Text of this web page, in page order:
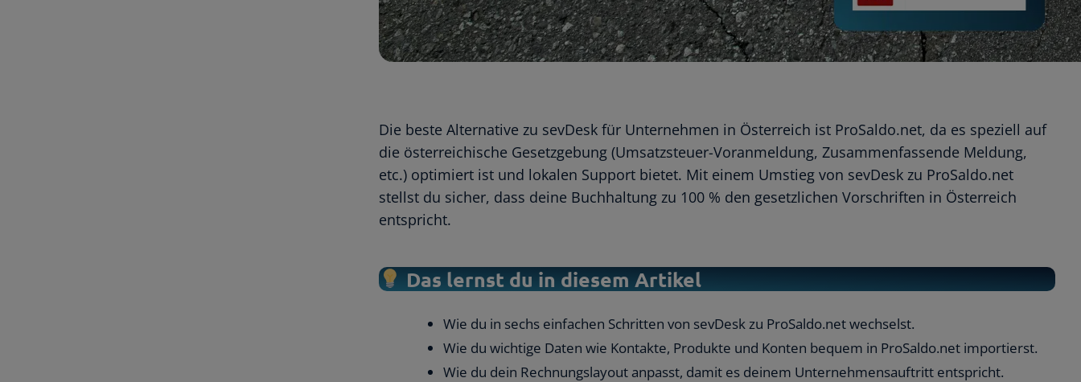
Die beste Alternative zu sevDesk für Unternehmen in Österreich ist ProSaldo.net, da es speziell auf
die österreichische Gesetzgebung (Umsatzsteuer-Voranmeldung, Zusammenfassende Meldung,
etc.) optimiert ist und lokalen Support bietet. Mit einem Umstieg von sevDesk zu ProSaldo.net
stellst du sicher, dass deine Buchhaltung zu 100 % den gesetzlichen Vorschriften in Österreich
entspricht.
Das lernst du in diesem Artikel
Wie du in sechs einfachen Schritten von sevDesk zu ProSaldo.net wechselst.
Wie du wichtige Daten wie Kontakte, Produkte und Konten bequem in ProSaldo.net importierst.
Wie du dein Rechnungslayout anpasst, damit es deinem Unternehmensauftritt entspricht.